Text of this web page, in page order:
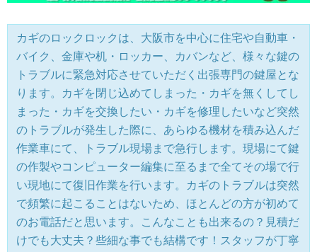
カギのロックロックは、大阪市を中心に住宅や自動車・
バイク、金庫や机・ロッカー、カバンなど、様々な鍵の
トラブルに緊急対応させていただく出張専門の鍵屋とな
ります。カギを閉じ込めてしまった・カギを無くしてし
まった・カギを交換したい・カギを修理したいなど突然
のトラブルが発生した際に、あらゆる機材を積み込んだ
作業車にて、トラブル現場まで急行します。現場にて鍵
の作製やコンピューター編集に至るまで全てその場で行
い現地にて復旧作業を行います。カギのトラブルは突然
で頻繁に起こることはないため、ほとんどの方が初めて
のお電話だと思います。こんなことも出来るの？見積だ
けでも大丈夫？些細な事でも結構です！スタッフが丁寧